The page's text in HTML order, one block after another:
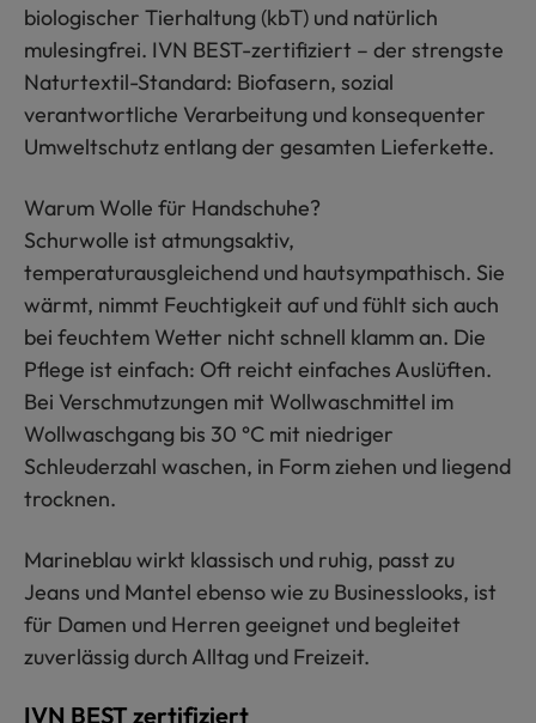
biologischer Tierhaltung (kbT) und natürlich
mulesingfrei. IVN BEST-zertifiziert – der strengste
Naturtextil-Standard: Biofasern, sozial
verantwortliche Verarbeitung und konsequenter
Umweltschutz entlang der gesamten Lieferkette.
Warum Wolle für Handschuhe?
Schurwolle ist atmungsaktiv,
temperaturausgleichend und hautsympathisch. Sie
wärmt, nimmt Feuchtigkeit auf und fühlt sich auch
bei feuchtem Wetter nicht schnell klamm an. Die
Pflege ist einfach: Oft reicht einfaches Auslüften.
Bei Verschmutzungen mit Wollwaschmittel im
Wollwaschgang bis 30 °C mit niedriger
Schleuderzahl waschen, in Form ziehen und liegend
trocknen.
Marineblau wirkt klassisch und ruhig, passt zu
Jeans und Mantel ebenso wie zu Businesslooks, ist
für Damen und Herren geeignet und begleitet
zuverlässig durch Alltag und Freizeit.
IVN BEST zertifiziert